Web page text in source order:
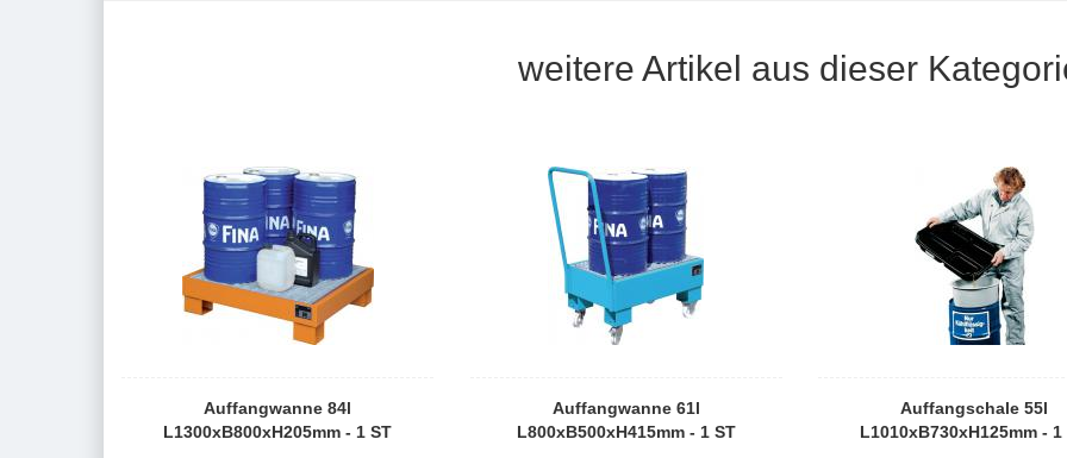
weitere Artikel aus dieser
Auffangwanne 84l
L1300xB800xH205mm - 1 ST
Auffangwanne 61l
L800xB500xH415mm - 1 ST
Auffangschale 55l
L1010xB730xH125mm - 1